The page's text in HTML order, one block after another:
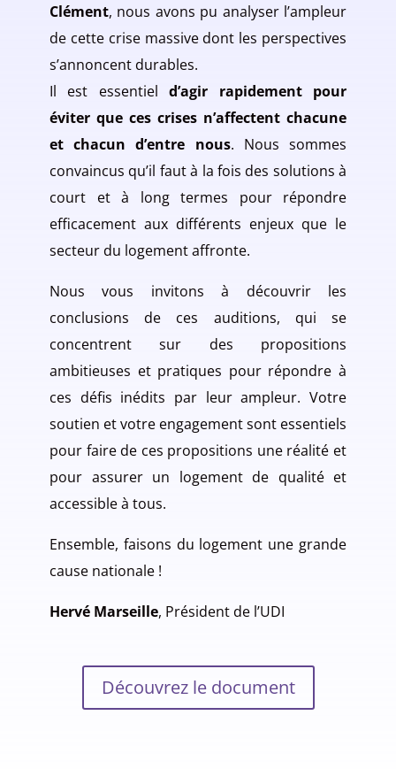
Clément, nous avons pu analyser l’ampleur
de cette crise massive dont les perspectives
s’annoncent durables.
Il est essentield’agir rapidement pour
éviter que ces crises n’affectent chacune
et chacun d’entre nous. Nous sommes
convaincus qu’il faut à la fois des solutions à
court et à long termes pour répondre
efficacement aux différents enjeux que le
secteur du logement affronte.
Nous vous invitons à découvrir les
conclusions de ces auditions, qui se
concentrent sur des propositions
ambitieuses et pratiques pour répondre à
ces défis inédits par leur ampleur. Votre
soutien et votre engagement sont essentiels
pour faire de ces propositions une réalité et
pour assurer un logement de qualité et
accessible à tous.
Ensemble, faisons du logement une grande
cause nationale !
Hervé Marseille, Président de l’UDI
Découvrez le document